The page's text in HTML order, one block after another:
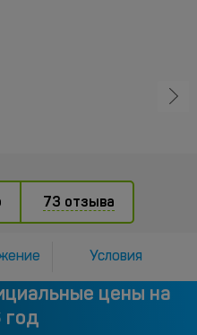
73 отзыва
Условия
цены на